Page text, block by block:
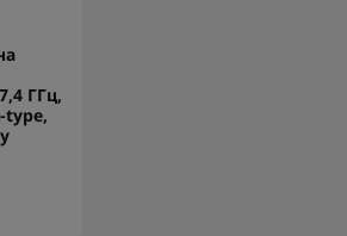
ГГц,
type,